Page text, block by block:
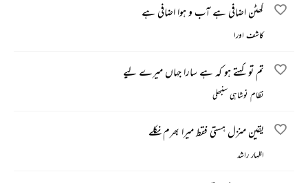
گھٹن اضافی ہے آب و ہوا اضافی ہے
کاشف اورا
تم تو کہتے ہو کہ ہے سارا جہاں میرے لیے
نظام نوشاہی سنبھلی
یقین منزل ہستی فقط میرا بھرم نکلے
اظہار راشد